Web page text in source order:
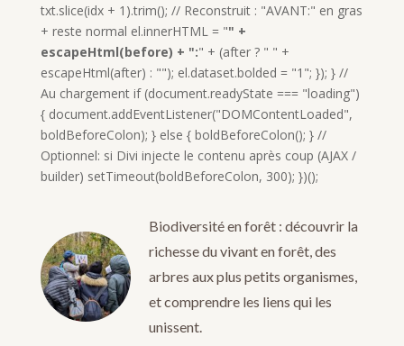
txt.slice(idx + 1).trim(); // Reconstruit : "AVANT:" en gras
+ reste normal el.innerHTML = "" +
escapeHtml(before) + ":" + (after ? " " +
escapeHtml(after) : ""); el.dataset.bolded = "1"; }); } //
Au chargement if (document.readyState === "loading")
{ document.addEventListener("DOMContentLoaded",
boldBeforeColon); } else { boldBeforeColon(); } //
Optionnel: si Divi injecte le contenu après coup (AJAX /
builder) setTimeout(boldBeforeColon, 300); })();
Biodiversité en forêt : découvrir la
richesse du vivant en forêt, des
arbres aux plus petits organismes,
et comprendre les liens qui les
unissent.